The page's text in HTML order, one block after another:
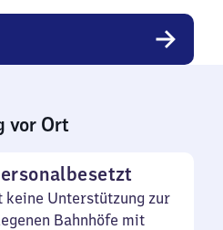
vor Ort
keine Unterstützung zur
Bahnhöfe mit